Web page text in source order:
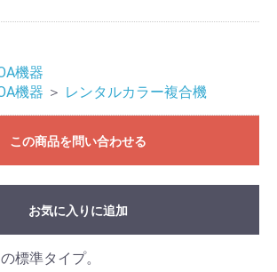
機器
機器 ＞ レンタルカラー複合機
この商品を問い合わせる
お気に入りに追加
標準タイプ。